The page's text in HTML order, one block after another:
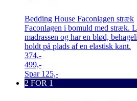
Bedding House Faconlagen stræk
Faconlagen i bomuld med stræk.
madrassen og har en blød,
holdt på plads af en elastisk kant.
374,-
499,-
Spar 125,-
2 FOR 1